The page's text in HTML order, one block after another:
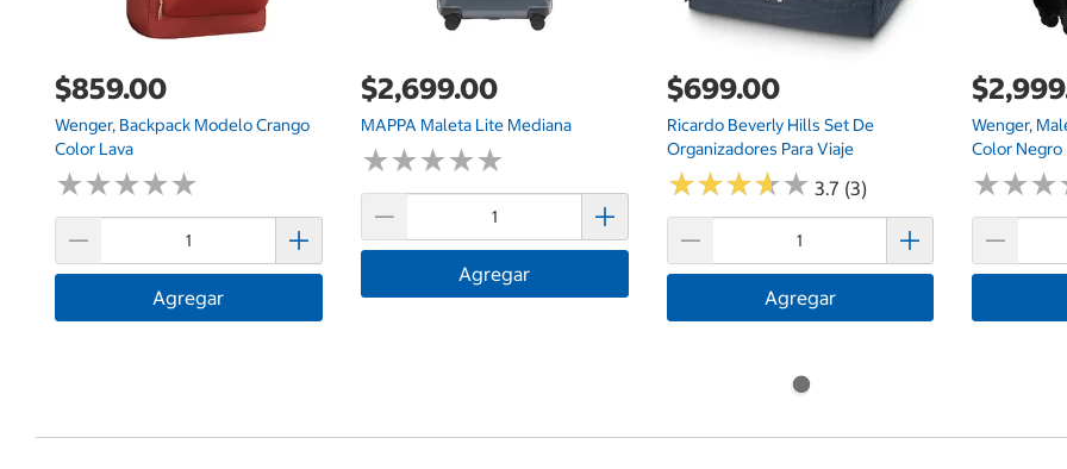
$859.00
Wenger, Backpack Modelo Crango
Color Lava
★★★★★
★★★★★
Agregar
$2,699.00
MAPPA Maleta Lite Mediana
★★★★★
★★★★★
Agregar
$699.00
Ricardo Beverly Hills Set De
Organizadores Para Viaje
★★★★★
★★★★★ 3.7 (3)
Agregar
Wenger,
Color Negro
★★★
★★★